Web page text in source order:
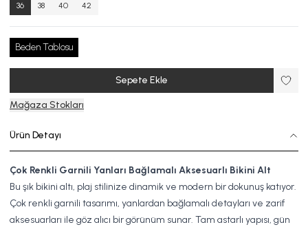
36 38 40 42
Beden Tablosu
Sepete Ekle
Mağaza Stokları
Ürün Detayı
Çok Renkli Garnili Yanları Bağlamalı Aksesuarlı Bikini Alt
Bu şık bikini altı, plaj stilinize dinamik ve modern bir dokunuş katıyor.
Çok renkli garnili tasarımı, yanlardan bağlamalı detayları ve zarif
aksesuarları ile göz alıcı bir görünüm sunar. Tam astarlı yapısı, gün